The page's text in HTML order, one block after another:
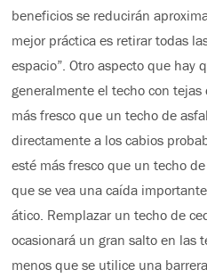
beneficios se reducirán
mejor práctica es retirar todas
espacio”. Otro aspecto que hay
generalmente el techo con
más fresco que un techo de
directamente a los cabios
esté más fresco que un techo
que se vea una caída
ático. Remplazar un techo de
ocasionará un gran salto en las
menos que se utilice una